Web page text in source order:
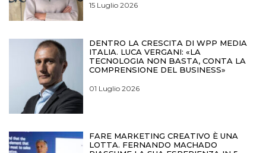
15 Luglio 2026
DENTRO LA CRESCITA DI WPP MEDIA
ITALIA. LUCA VERGANI: «LA
TECNOLOGIA NON BASTA, CONTA LA
COMPRENSIONE DEL BUSINESS»
01 Luglio 2026
FARE MARKETING CREATIVO È UNA
LOTTA. FERNANDO MACHADO